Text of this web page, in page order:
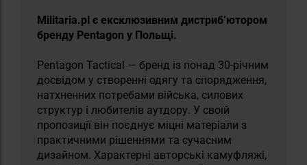
Militaria.pl є ексклюзивним дистриб’ютором
бренду Pentagon у Польщі.
Pentagon Tactical — бренд із понад 30-річним
досвідом у створенні одягу та спорядження,
натхненних потребами війська, силових
структур і любителів аутдору. У своїй
пропозиції він поєднує міцні матеріали з
практичними рішеннями та сучасним
дизайном. Характерні авторські камуфляжі,